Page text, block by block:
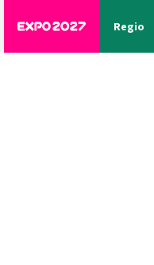
Region